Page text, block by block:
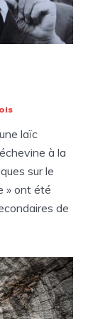
laïc
à la
sur le
» ont été
de